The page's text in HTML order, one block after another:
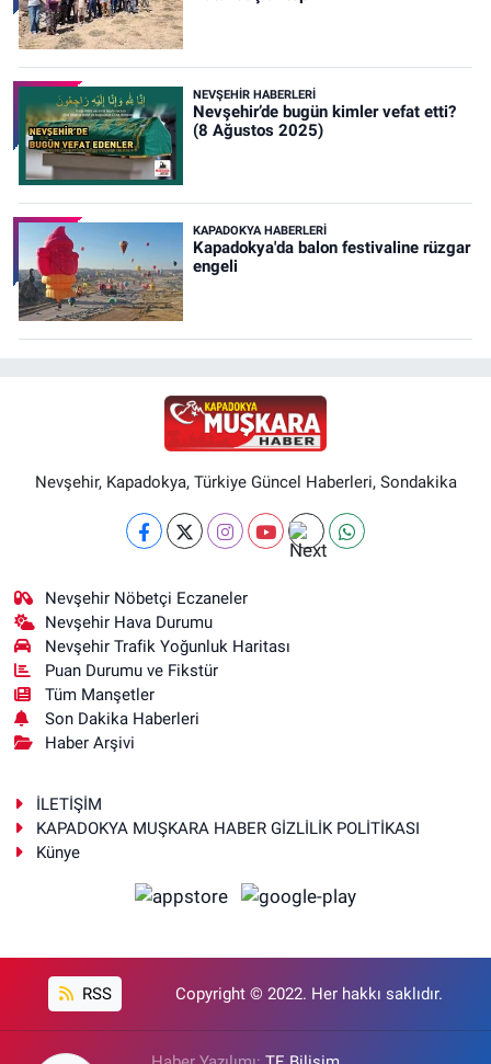
NEVŞEHIR HABERLERI
Nevşehir’de bugün kimler vefat etti?
(8 Ağustos 2025)
KAPADOKYA HABERLERI
Kapadokya'da balon festivaline rüzgar
engeli
Nevşehir, Kapadokya, Türkiye Güncel Haberleri, Sondakika
Nevşehir Nöbetçi Eczaneler
Nevşehir Hava Durumu
Nevşehir Trafik Yoğunluk Haritası
Puan Durumu ve Fikstür
Tüm Manşetler
Son Dakika Haberleri
Haber Arşivi
İLETİŞİM
KAPADOKYA MUŞKARA HABER GİZLİLİK POLİTİKASI
Künye
RSS Copyright © 2022. Her hakkı saklıdır.